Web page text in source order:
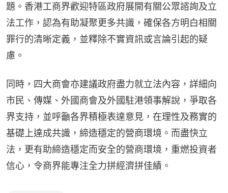
題。香港工商界歡迎特區政府展開有關公眾諮詢及立
法工作，認為有助凝聚更多共識，確保各方明白相關
罪行的清晰定義，並釋除不實資訊或言論引起的疑
慮。
同時，四大商會亦建議政府盡力就立法內容，詳細向
市民、傳媒、外國商會及外國駐港領事解說，爭取各
界支持，並呼籲各界積極表達意見，在理性及務實的
基礎上達成共識，締造穩定的營商環境。而盡快立
法，更有助締造穩定而安全的營商環境，重燃投資者
信心，令商界能專注全力拼經濟拼佳績。